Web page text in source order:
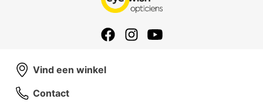
Vind een winkel
Contact